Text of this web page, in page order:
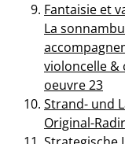
Fantaisie et
La
violoncelle &
oeuvre 23
Strand- und
Original-